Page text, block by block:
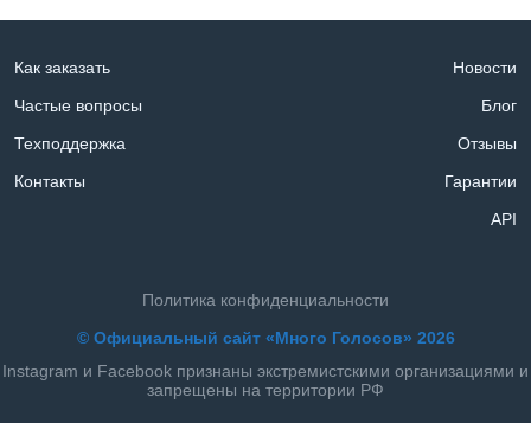
Как заказать
Частые вопросы
Техподдержка
Контакты
Новости
Блог
Отзывы
Гарантии
API
Политика конфиденциальности
© Официальный сайт «Много Голосов» 2026
Instagram и Facebook признаны экстремистскими организациями и
запрещены на территории РФ